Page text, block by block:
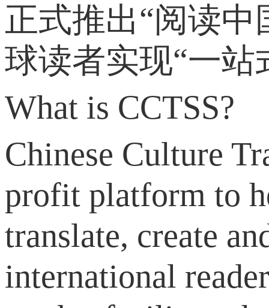
正式推出“阅读
球读者实现“一
What is CCTSS?
Chinese Culture
profit platform to
translate, create
international